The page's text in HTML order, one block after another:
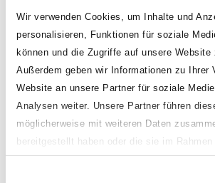
Wir verwenden Cookies, um Inhalte und
personalisieren, Funktionen für soziale
können und die Zugriffe auf unsere Website
Außerdem geben wir Informationen zu Ihrer
Website an unsere Partner für soziale
Analysen weiter. Unsere Partner führen
möglicherweise mit weiteren Daten
bereitgestellt haben oder die sie im
Dienste gesammelt haben.
Indem Sie „erlauben oder zulassen“